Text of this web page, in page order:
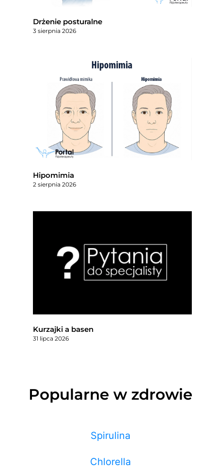
Drżenie posturalne
3 sierpnia 2026
Hipomimia
2 sierpnia 2026
Kurzajki a basen
31 lipca 2026
Popularne w zdrowie
Spirulina
Chlorella